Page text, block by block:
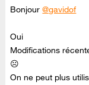
Bonjour@gavidof
Oui
Modifications
☹️
On ne peut plus